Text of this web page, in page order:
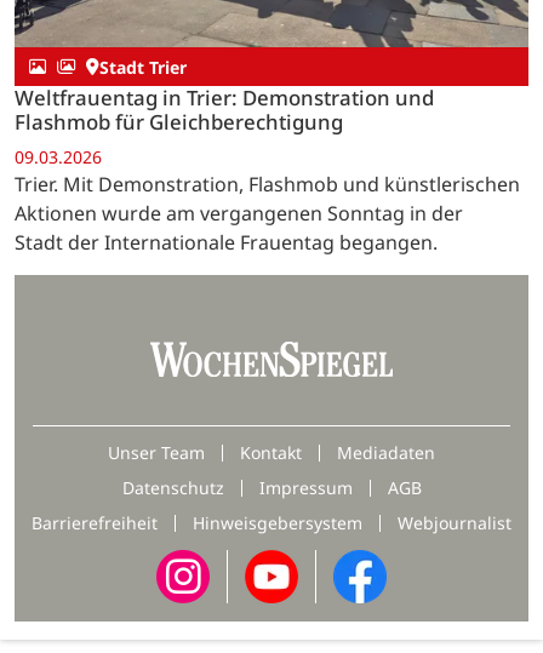
Stadt Trier
Weltfrauentag in Trier: Demonstration und
Flashmob für Gleichberechtigung
09.03.2026
Trier. Mit Demonstration, Flashmob und künstlerischen
Aktionen wurde am vergangenen Sonntag in der
Stadt der Internationale Frauentag begangen.
Unser Team Kontakt
Mediadaten
Datenschutz
Impressum
AGB
Barrierefreiheit
Hinweisgebersystem Webjournalist